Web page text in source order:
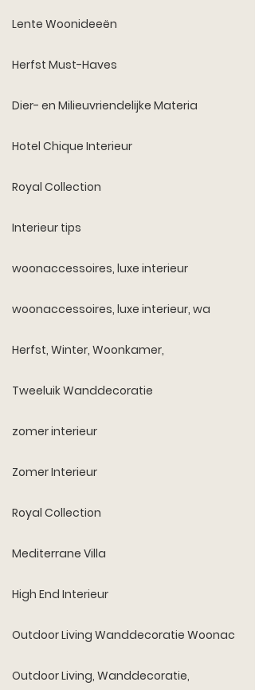
Lente Woonideeën
Herfst Must-Haves
Dier- en Milieuvriendelijke Materia
Hotel Chique Interieur
Royal Collection
Interieur tips
woonaccessoires, luxe interieur
woonaccessoires, luxe interieur, wa
Herfst, Winter, Woonkamer,
Tweeluik Wanddecoratie
zomer interieur
Zomer Interieur
Royal Collection
Mediterrane Villa
High End Interieur
Outdoor Living Wanddecoratie Woonac
Outdoor Living, Wanddecoratie,